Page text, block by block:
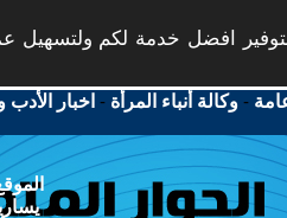
افضل خدمة لكم ولتسهيل
-وكالة أنباء المرأة - اخبار الأدب